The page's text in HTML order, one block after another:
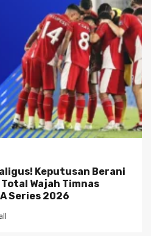
Keputusan Berani
Wajah Timnas
Series 2026